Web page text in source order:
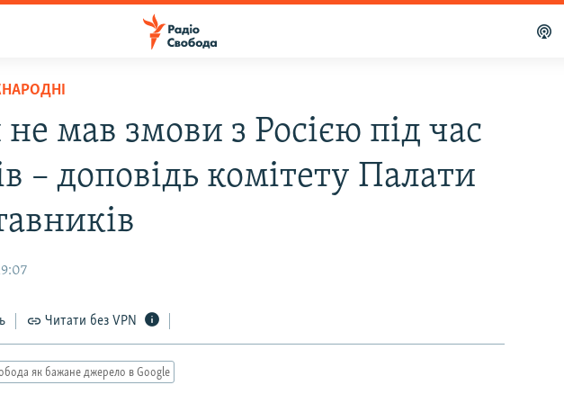
мав змови з Росією під час
– доповідь комітету Палати
Читати без VPN
як бажане джерело в Google